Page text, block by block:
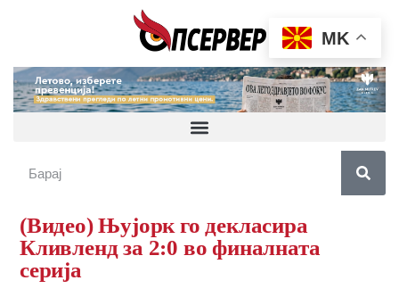
(Видео) Њујорк го декласира
Кливленд за 2:0 во финалната
серија
MK